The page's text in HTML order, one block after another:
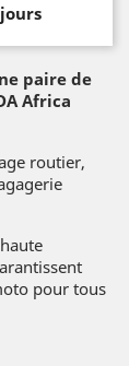
paire de
Africa
routier,
pour tous